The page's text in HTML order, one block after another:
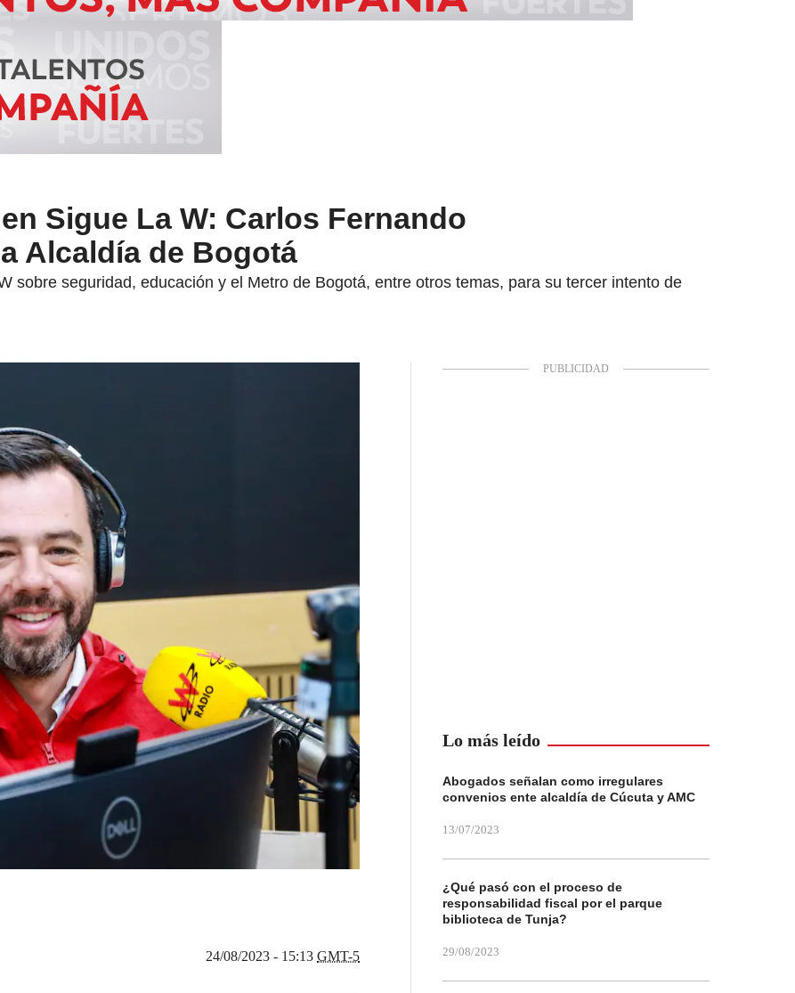
Sigue La W: Carlos Fernando
Alcaldía de Bogotá
sobre seguridad, educación y el Metro de Bogotá, entre otros temas, para su tercer intento de
24/08/2023 - 15:13 GMT-5
Lo más leído
Abogados señalan como irregulares
convenios ente alcaldía de Cúcuta y AMC
13/07/2023
¿Qué pasó con el proceso de
responsabilidad fiscal por el parque
biblioteca de Tunja?
29/08/2023